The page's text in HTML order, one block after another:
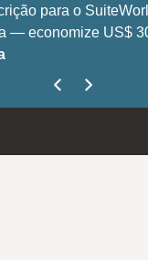
para o
— economize US$